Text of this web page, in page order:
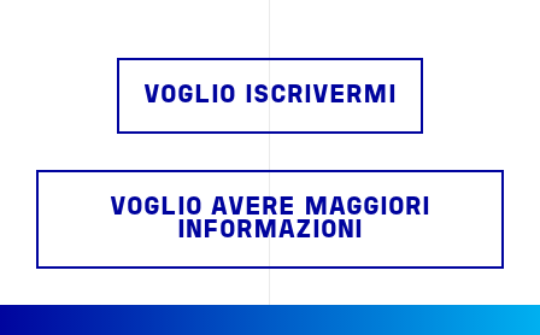
VOGLIO ISCRIVERMI
VOGLIO AVERE MAGGIORI
INFORMAZIONI